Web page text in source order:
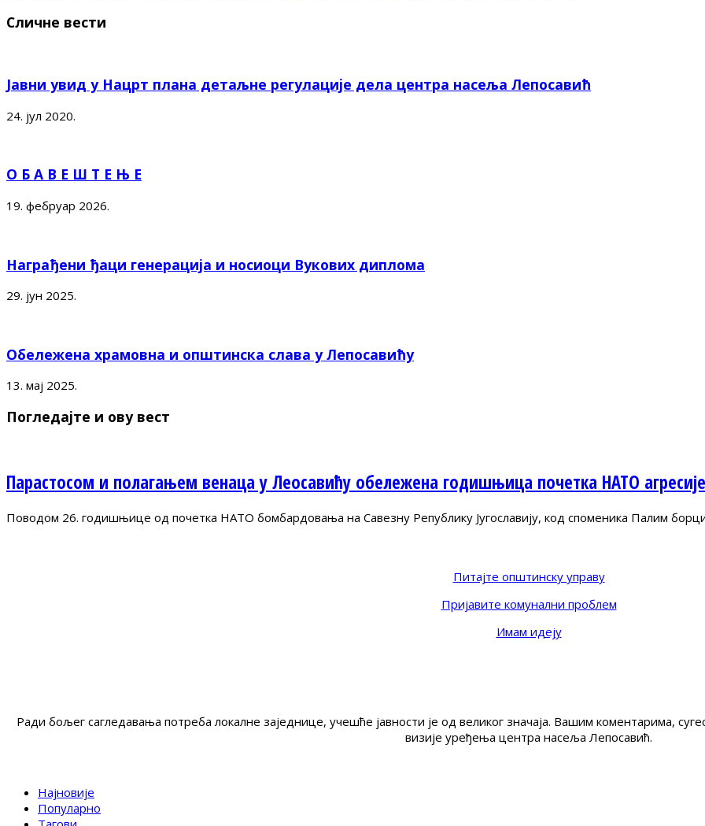
Сличне вести
Јавни увид у Нацрт плана детаљне регулације дела центра насеља Лепосавић
24. јул 2020.
О Б А В Е Ш Т Е Њ Е
19. фебруар 2026.
Награђени ђаци генерација и носиоци Вукових диплома
29. јун 2025.
Обележена храмовна и општинска слава у Лепосавићу
13. мај 2025.
Погледајте и ову вест
Парастосом и полагањем венаца у Леосавићу обележена годишњица почетка НАТО агресије
Поводом 26. годишњице од почетка НАТО бомбардовања на Савезну Републику Југославију, код споменика Палим
Питајте општинску управу
Пријавите комунални проблем
Имам идеју
Ради бољег сагледавања потреба локалне заједнице, учешће јавности је од великог значаја. Вашим коментарима,
визије уређења центра насеља Лепосавић.
Најновије
Популарно